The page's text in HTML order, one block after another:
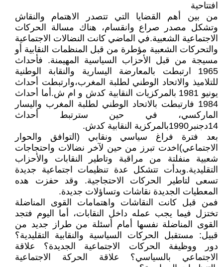
افتتاحية
من بين أهم القضايا التي تتصدر الاهتمام والنقاش
وتشكل مصدر صراع وانقسام، هناك مسالة الحركات
الاجتماعية الشعبية.في الماضي كانت النضالات الاجتماعية
والتحركات الشعبية مؤطرة من قبل المنظمات النقابية أو
مسيجة من قبل الأحزاب السياسية المهيمنة. فأحداث
1965 ارتبطت بالمعارضة اليسارية والنقابة الوطنية
للتلاميذ والاتحاد الوطني لطلبة المغرب،وارتبطت أحداث
يونيو 1981 بالمركزيات النقابية كدش و ام ش.أما أحداث
1984 فارتبطت بالاتحاد الوطني لطلبة المغرب واليسار
الماركسي، في حين سترتبط أحداث
14دجنبر1990بالمركزية النقابية كدش.
بعد فترة فراغ سياسي ونقابي (التوافق والحوار
الاجتماعي)اخدت تبرز من حين لآخر نضالات واحتجاجات
شعبية منفلتة من مراقبة وتاطير النقابات والأحزاب
التقليدية.وبدأت تتشكل عدة تنظيمات اجتماعية جديدة
تسعى لتاطير الحركات الاحتجاجية. وقد حفزت هده
المعطيات الجديدة نقاشات وتساؤلات جديدة.
فمن قبل كانت النقاشات واهتمامات القوى المناضلة
تختزل فيما يجب عمله داخل النقابات، أما اليوم فتجد
القوى المناضلة نفسها أمام أسئلة من طراز جديد من
قبيل: مستقبل الحركات السياسية والنقابية التقليدية؟
دور ووظيفة الحركات الاجتماعية الجديدة؟ علاقة
الاجتماعي بالسياسي؟ علاقة الحركة الاجتماعية